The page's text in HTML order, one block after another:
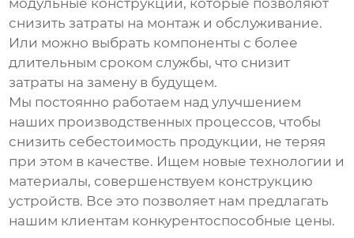
модульные конструкции, которые позволяют
снизить затраты на монтаж и обслуживание.
Или можно выбрать компоненты с более
длительным сроком службы, что снизит
затраты на замену в будущем.
Мы постоянно работаем над улучшением
наших производственных процессов, чтобы
снизить себестоимость продукции, не теряя
при этом в качестве. Ищем новые технологии и
материалы, совершенствуем конструкцию
устройств. Все это позволяет нам предлагать
нашим клиентам конкурентоспособные цены.